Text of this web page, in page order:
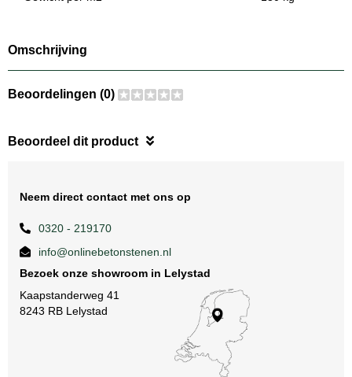
Omschrijving
Beoordelingen (0)
Beoordeel dit product
Neem direct contact met ons op
0320 - 219170
info@onlinebetonstenen.nl
Bezoek onze showroom in Lelystad
Kaapstanderweg 41
8243 RB Lelystad